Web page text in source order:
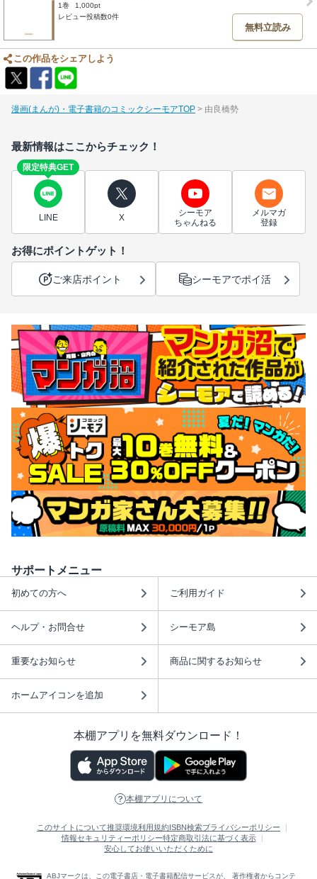
1巻
1,000pt
レビュー投稿数0件
無料立読み
この作品をシェアしよう
漫画(まんが)・電子書籍のコミックシーモアTOP 由良橋勢
最新情報はここからチェック！
限定特典GET
LINE X
シーモア
ちゃんねる
メルマガ
登録
お得にポイントゲット！
ご来店ポイント シーモアでポイ活
サポートメニュー
初めての方へ ご利用ガイド
ヘルプ・お問合せ シーモア島
重要なお知らせ 商品に関するお知らせ
ホームアイコンを追加
本棚アプリを無料ダウンロード！
本棚アプリについて
このサイトについて推奨環境利用規約 ISBN検索プライバシーポリシー
情報セキュリティーポリシー特定商取引法に基づく表示
安心してお使いいただくために
ABJマークは、この電子書店・電子書籍配信サービスが、 著作権者からコンテ